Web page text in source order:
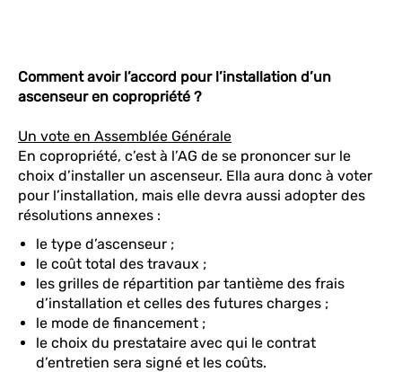
Comment avoir l’accord pour l’installation d’un
ascenseur en copropriété ?
Un vote en Assemblée Générale
En copropriété, c’est à l’AG de se prononcer sur le
choix d’installer un ascenseur. Ella aura donc à voter
pour l’installation, mais elle devra aussi adopter des
résolutions annexes :
le type d’ascenseur ;
le coût total des travaux ;
les grilles de répartition par tantième des frais
d’installation et celles des futures charges ;
le mode de financement ;
le choix du prestataire avec qui le contrat
d’entretien sera signé et les coûts.